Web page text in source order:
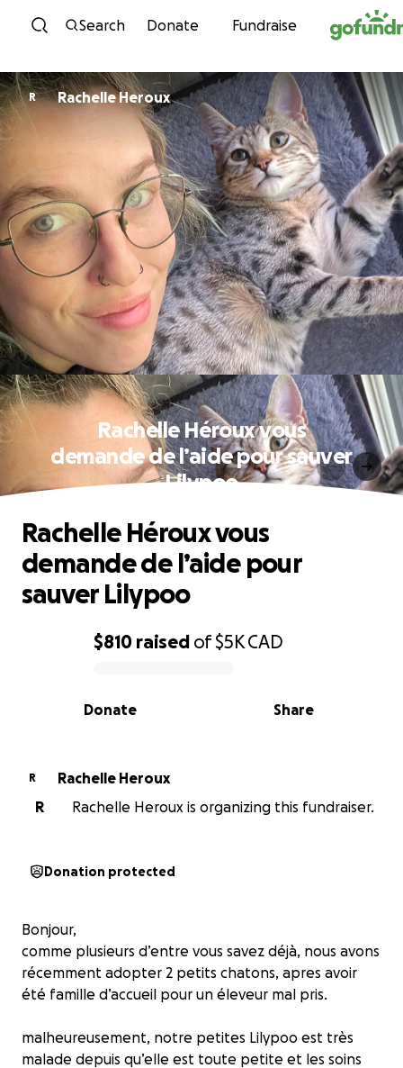
Skip to content
Search Donate Fundraise
R Rachelle Heroux
Rachelle Héroux vous
demande de l’aide pour sauver
Lilypoo
0% complete
$810 raised of$5KCAD
Share
Donate
Rachelle Héroux vous
demande de l’aide pour
sauver Lilypoo
R
Rachelle Heroux
R
Rachelle Heroux is organizing this fundraiser.
Donation protected
Bonjour,
comme plusieurs d’entre vous savez déjà, nous avons
récemment adopter 2 petits chatons, apres avoir
été famille d’accueil pour un éleveur mal pris.
malheureusement, notre petites Lilypoo est très
malade depuis qu’elle est toute petite et les soins